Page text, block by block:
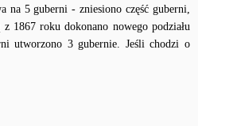
na 5 guberni - zniesiono część guberni,
1867 roku dokonano nowego podziału
utworzono 3 gubernie. Jeśli chodzi o